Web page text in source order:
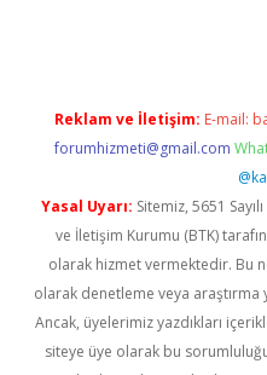
Reklam ve İletişim: E-mail:
forumhizmeti@gmail.com
Yasal Uyarı: Sitemiz, 5651
ve İletişim Kurumu (BTK)
olarak hizmet vermektedir. Bu
olarak denetleme veya
Ancak, üyelerimiz yazdıkları
siteye üye olarak bu